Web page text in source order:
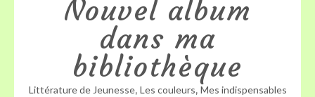
Nouvel album
dans ma
bibliothèque
Littérature de Jeunesse, Les couleurs, Mes indispensables